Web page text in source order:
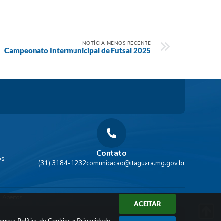
ACEITAR
NOTÍCIA MENOS RECENTE
Campeonato Intermunicipal de Futsal 2025
Contato
(31) 3184-1232comunicacao@itaguara.mg.gov.br